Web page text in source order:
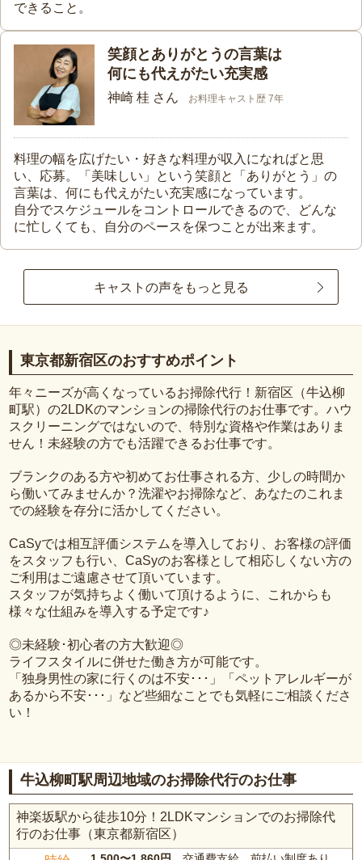
できること。
笑顔とありがとうの言葉は
何にも代えがたい充実感
神崎 桂 さん お料理キャスト歴 7年
料理の幅を広げたい・好きな料理が収入になればと思
い、応募。「美味しい」という笑顔と「ありがとう」の
言葉は、何にも代えがたい充実感になっています。
自分でスケジュールをコントロールできるので、どんな
に忙しくても、自分のペースを保つことが出来ます。
キャストの声をもっと見る
東京都新宿区のおすすめポイント
年々ニーズが高くなっているお掃除代行！新宿区（牛込柳
町駅）の2LDKのマンションの掃除代行のお仕事です。ハウ
スクリーニングではないので、特別な資格や作業はありま
せん！未経験の方でも活躍できるお仕事です。
ブランクのある方や初めてお仕事される方、少しの時間か
ら働いてみませんか？洗濯やお掃除など、あなたのこれま
での経験を存分に活かしてください。
CaSyでは相互評価システムを導入しており、お客様の評価
をスタッフも行い、CaSyのお客様として相応しくない方の
ご利用はご遠慮させて頂いています。
スタッフが気持ちよく働いて頂けるように、これからも
様々な仕組みを導入する予定です♪
◎未経験･初心者の方大歓迎◎
ライフスタイルに併せた働き方が可能です。
「独身男性の家に行くのは不安･･･」「ペットアレルギーが
あるから不安･･･」など些細なことでも気軽にご相談くださ
い！
牛込柳町駅周辺地域のお掃除代行のお仕事
神楽坂駅から徒歩10分！2LDKマンションでのお掃除代
行のお仕事（東京都新宿区）